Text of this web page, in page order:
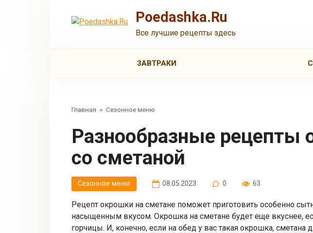
Poedashka.Ru
Все лучшие рецепты здесь
ЗАВТРАКИ
Главная » Сезонное меню
Разнообразные рецепты окрошки
со сметаной
Сезонное меню 08.05.2023 0 63
Рецепт окрошки на сметане поможет приготовить особенно
насыщенным вкусом. Окрошка на сметане будет еще вкуснее,
горчицы. И, конечно, если на обед у вас такая окрошка, сметана